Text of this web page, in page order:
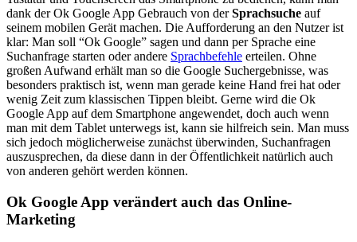
dank der Ok Google App Gebrauch von derSprachsuche auf
seinem mobilen Gerät machen. Die Aufforderung an den Nutzer ist
klar: Man soll “Ok Google” sagen und dann per Sprache eine
Suchanfrage starten oder andere Sprachbefehle erteilen. Ohne
großen Aufwand erhält man so die Google Suchergebnisse, was
besonders praktisch ist, wenn man gerade keine Hand frei hat oder
wenig Zeit zum klassischen Tippen bleibt. Gerne wird die Ok
Google App auf dem Smartphone angewendet, doch auch wenn
man mit dem Tablet unterwegs ist, kann sie hilfreich sein. Man muss
sich jedoch möglicherweise zunächst überwinden, Suchanfragen
auszusprechen, da diese dann in der Öffentlichkeit natürlich auch
von anderen gehört werden können.
Ok Google App verändert auch das Online-
Marketing